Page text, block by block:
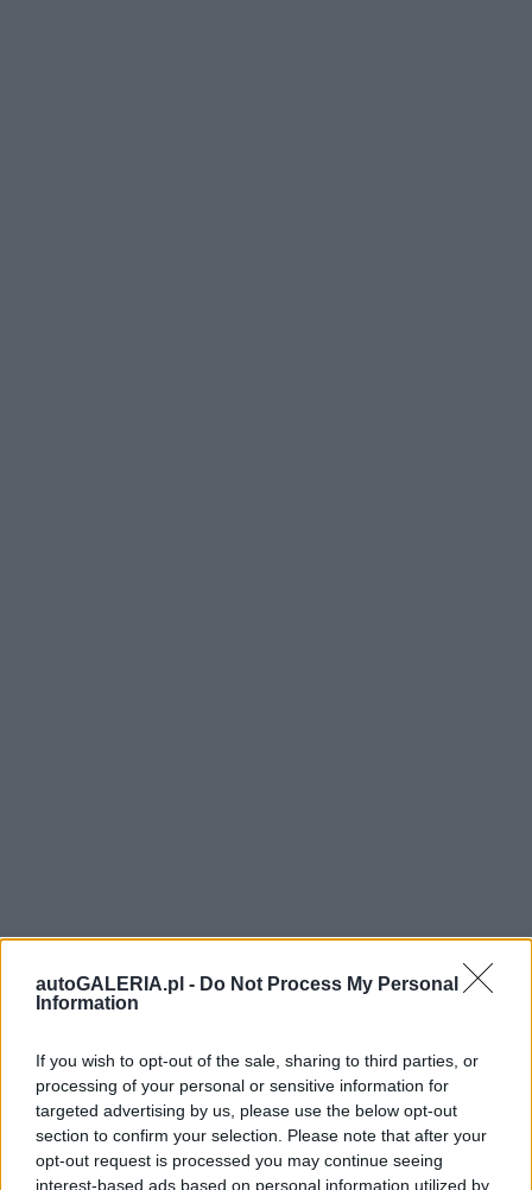
autoGALERIA.pl - Do Not Process My Personal
Information
If you wish to opt-out of the sale, sharing to third parties, or
processing of your personal or sensitive information for
targeted advertising by us, please use the below opt-out
section to confirm your selection. Please note that after your
opt-out request is processed you may continue seeing
interest-based ads based on personal information utilized by